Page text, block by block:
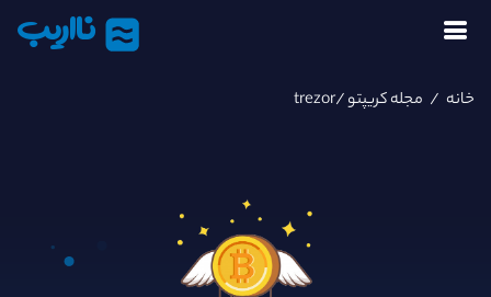
نااریب
خانه / مجله کریپتو/trezor